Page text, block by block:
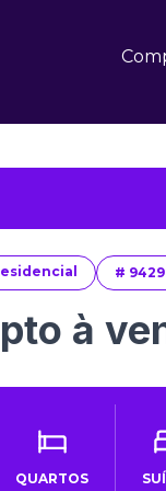
#
à
QUARTOS